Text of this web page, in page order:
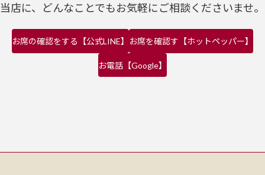
当店に、どんなことでもお気軽にご相談くださいませ。
お席の確認をする【公式LINE】 お席を確認す【ホットペッパー】
お電話【Google】